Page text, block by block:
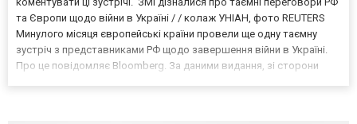
та Європи щодо війни в Україні / / колаж УНІАН, фото REUTERS
Минулого місяця європейські країни провели ще одну таємну
зустріч з представниками РФ щодо завершення війни в Україні.
Про це повідомляє Bloomberg. За даними видання, зі сторони